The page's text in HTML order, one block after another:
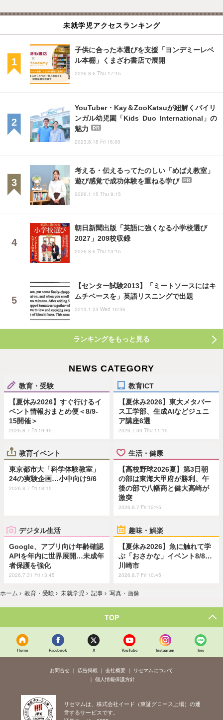
未就学児アクセスランキング
子供に合った本選びを支援「ヨンデミーレベ
ル本棚」くまざわ書店で展開
2026.8.6 Thu 17:45
YouTuber・Kay＆ZooKatsuが紐解くバイリ
ンガル幼児園「Kids Duo International」の
魅力
PR
2023.8.18 Fri 16:00
考える・伝えるってたのしい「めばえ教室」
遊び感覚で成功体験を重ねる学び
PR
2026.1.15 Thu 9:15
朝日新聞出版「英語に強くなる小学校選び
2027」209校収録
2026.8.6 Thu 13:15
【センター試験2013】「ミートソースにはキ
ムチベースを」英語リスニングで出題
2013.1.23 Wed 16:36
ランキングをもっと見る
NEWS CATEGORY
教育・受験
【夏休み2026】すぐ行けるイ
ベント情報おまとめ便＜8/9-
15開催＞
2026.8.7 Fri 19:45
教育ICT
【夏休み2026】東大メタバー
ス工学部、生成AIなどジュニ
ア講座6選
2026.7.30 Thu 11:15
教育イベント
東京都市大「科学体験教室」
24の実験企画…小中向け9/6
2026.8.7 Fri 18:15
生活・健康
【高校野球2026夏】第3日朝
の部は東海大甲府が勝利、午
後の部で八幡商と健大高崎が
激突
2026.8.7 Fri 12:45
デジタル生活
Google、アプリ向け年齢確認
APIを年内に世界展開…未成年
者保護を強化
2026.7.31 Fri 13:45
趣味・娯楽
【夏休み2026】魚に触れて学
ぶ「おさかな」イベント8/8…
川崎市
2026.8.7 Fri 10:45
ホーム › 教育・受験 › 未就学児 › 記事 › 写真・画像
TOP
Home Facebook X YouTube Instagram line
お問合せ 広告掲載 会社概要
リセマムについて
個人情報保護方針
リセマムは、株式会社イード（東証グロース上場）の運
営するサービスです。